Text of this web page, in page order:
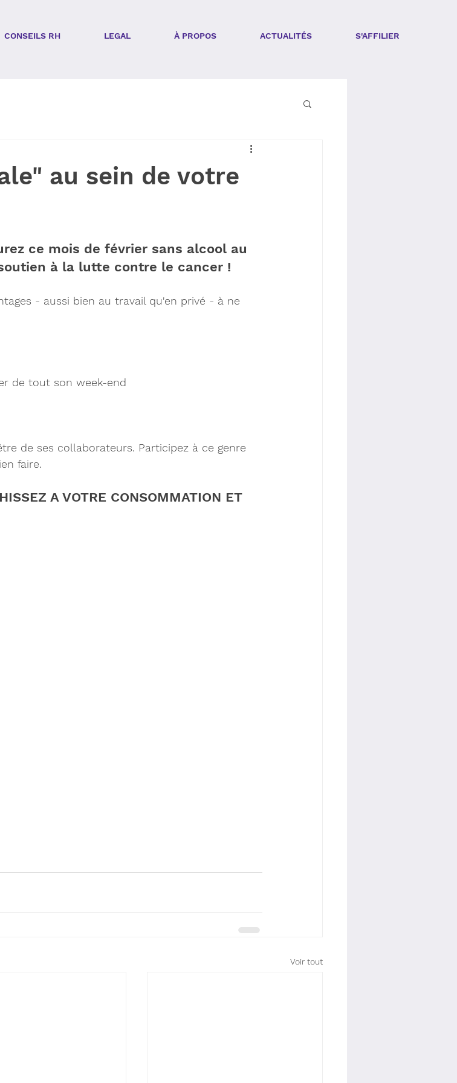
CONSEILS RH LEGAL À PROPOS ACTUALITÉS S'AFFILIER
au sein de votre
ce mois de février sans alcool au
à la lutte contre le cancer !
- aussi bien au travail qu'en privé - à ne
de tout son week-end
de ses collaborateurs. Participez à ce genre
faire.
A VOTRE CONSOMMATION ET
Voir tout